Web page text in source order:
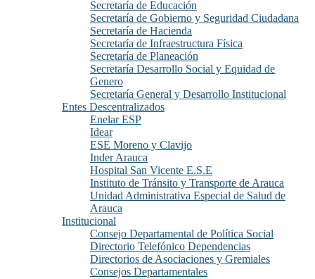
Secretaría de Educación
Secretaría de Gobierno y Seguridad Ciudadana
Secretaría de Hacienda
Secretaría de Infraestructura Física
Secretaría de Planeación
Secretaría Desarrollo Social y Equidad de
Genero
Secretaría General y Desarrollo Institucional
Entes Descentralizados
Enelar ESP
Idear
ESE Moreno y Clavijo
Inder Arauca
Hospital San Vicente E.S.E
Instituto de Tránsito y Transporte de Arauca
Unidad Administrativa Especial de Salud de
Arauca
Institucional
Consejo Departamental de Política Social
Directorio Telefónico Dependencias
Directorios de Asociaciones y Gremiales
Consejos Departamentales